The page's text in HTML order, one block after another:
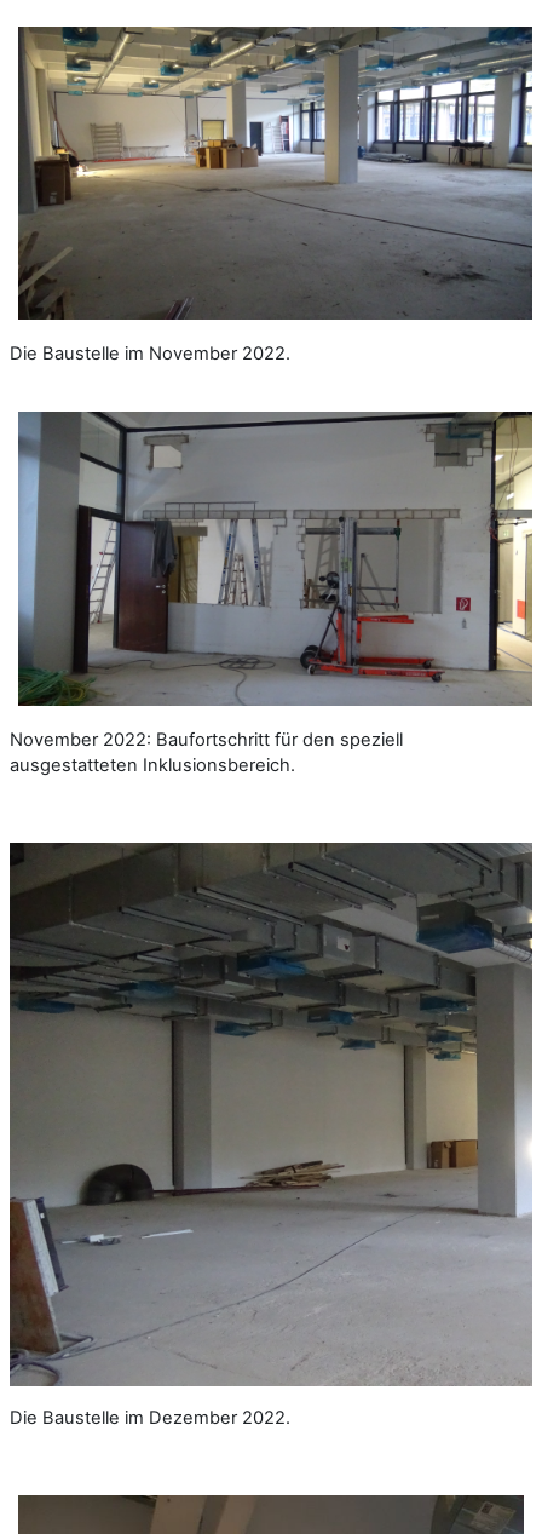
Die Baustelle im November 2022.
November 2022: Baufortschritt für den speziell
ausgestatteten Inklusionsbereich.
Die Baustelle im Dezember 2022.